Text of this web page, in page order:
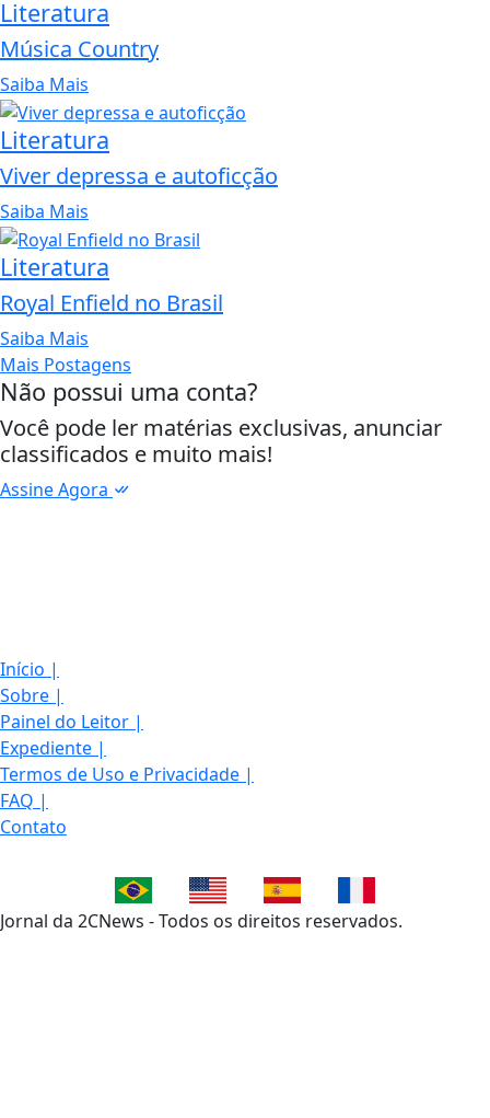
Literatura
Música Country
Saiba Mais
Literatura
Viver depressa e autoficção
Saiba Mais
Literatura
Royal Enfield no Brasil
Saiba Mais
Mais Postagens
Não possui uma conta?
Você pode ler matérias exclusivas, anunciar
classificados e muito mais!
Assine Agora
Início |
Sobre |
Painel do Leitor |
Expediente |
Termos de Uso e Privacidade |
FAQ |
Contato
Jornal da 2CNews - Todos os direitos reservados.